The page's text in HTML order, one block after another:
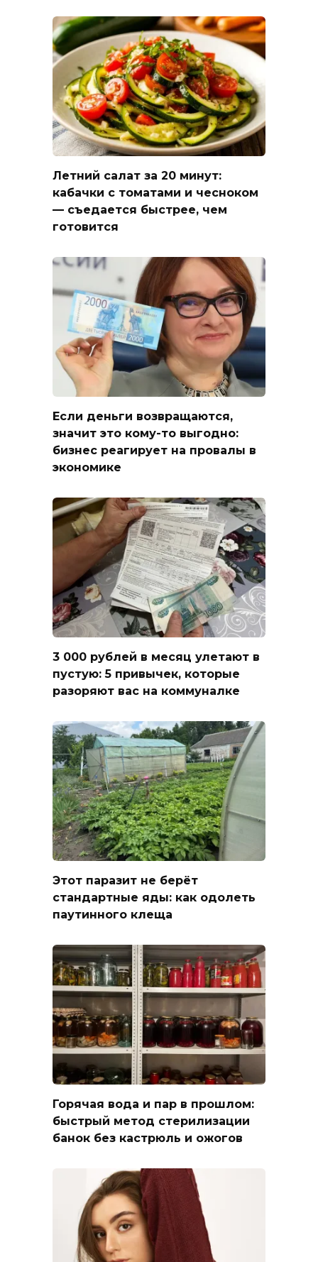
Летний салат за 20 минут:
кабачки с томатами и чесноком
— съедается быстрее, чем
готовится
Если деньги возвращаются,
значит это кому-то выгодно:
бизнес реагирует на провалы в
экономике
3 000 рублей в месяц улетают в
пустую: 5 привычек, которые
разоряют вас на коммуналке
Этот паразит не берёт
стандартные яды: как одолеть
паутинного клеща
Горячая вода и пар в прошлом:
быстрый метод стерилизации
банок без кастрюль и ожогов